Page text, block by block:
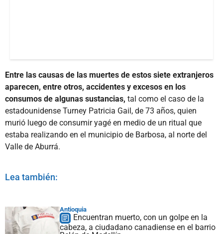
Entre las causas de las muertes de estos siete extranjeros
aparecen, entre otros, accidentes y excesos en los
consumos de algunas sustancias, tal como el caso de la
estadounidense Turney Patricia Gail, de 73 años, quien
murió luego de consumir yagé en medio de un ritual que
estaba realizando en el municipio de Barbosa, al norte del
Valle de Aburrá.
Lea también:
Antioquia
Encuentran muerto, con un golpe en la
cabeza, a ciudadano canadiense en el barrio